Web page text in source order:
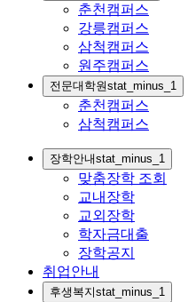
춘천캠퍼스
강릉캠퍼스
삼척캠퍼스
원주캠퍼스
전문대학원stat_minus_1
춘천캠퍼스
삼척캠퍼스
장학안내stat_minus_1
맞춤장학 조회
교내장학
교외장학
학자금대출
장학공지
취업안내
후생복지stat_minus_1